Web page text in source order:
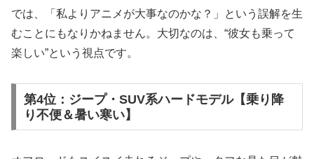
では、「私よりアニメが大事なのかな？」という誤解を生
むことにもなりかねません。大切なのは、“彼女も乗って
楽しい”という視点です。
第4位：ジープ・SUV系ハードモデル【乗り降
り不便＆暑い寒い】